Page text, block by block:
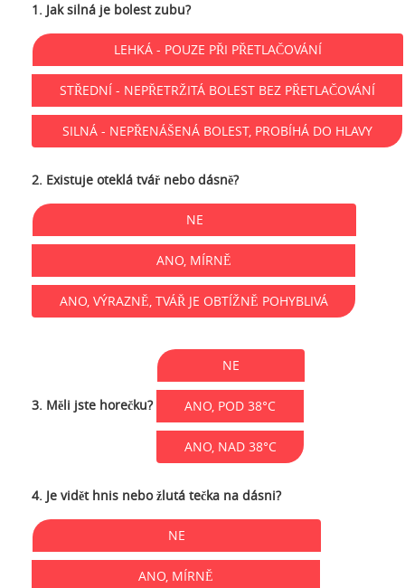
1. Jak silná je bolest zubu?
LEHKÁ - POUZE PŘI PŘETLAČOVÁNÍ
STŘEDNÍ - NEPŘETRŽITÁ BOLEST BEZ PŘETLAČOVÁNÍ
SILNÁ - NEPŘENÁŠENÁ BOLEST, PROBÍHÁ DO HLAVY
2. Existuje oteklá tvář nebo dásně?
NE
ANO, MÍRNĚ
ANO, VÝRAZNĚ, TVÁŘ JE OBTÍŽNĚ POHYBLIVÁ
3. Měli jste horečku?
NE
ANO, POD 38°C
ANO, NAD 38°C
4. Je vidět hnis nebo žlutá tečka na dásni?
NE
ANO, MÍRNĚ